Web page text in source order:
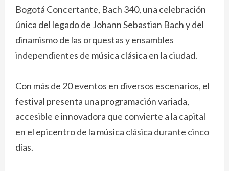
Bogotá Concertante, Bach 340, una celebración
única del legado de Johann Sebastian Bach y del
dinamismo de las orquestas y ensambles
independientes de música clásica en la ciudad.
Con más de 20 eventos en diversos escenarios, el
festival presenta una programación variada,
accesible e innovadora que convierte a la capital
en el epicentro de la música clásica durante cinco
días.